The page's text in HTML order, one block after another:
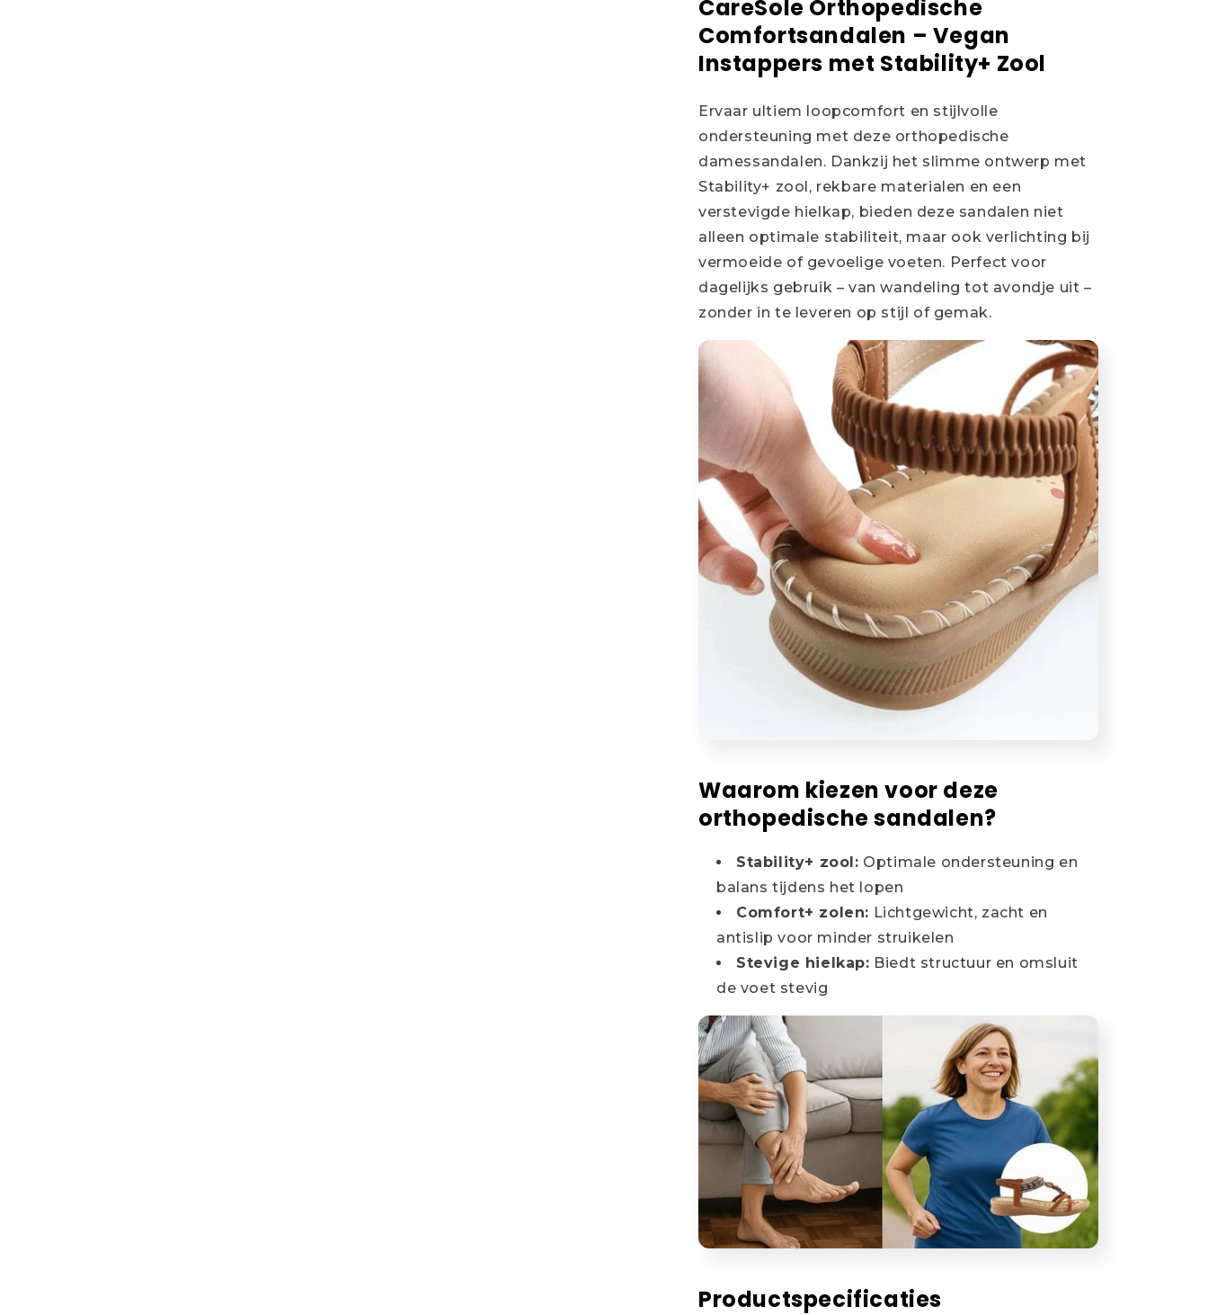
CareSole Orthopedische
Comfortsandalen – Vegan
Instappers met Stability+ Zool
Ervaar ultiem loopcomfort en stijlvolle
ondersteuning met deze orthopedische
damessandalen. Dankzij het slimme ontwerp met
Stability+ zool, rekbare materialen en een
verstevigde hielkap, bieden deze sandalen niet
alleen optimale stabiliteit, maar ook verlichting bij
vermoeide of gevoelige voeten. Perfect voor
dagelijks gebruik – van wandeling tot avondje uit –
zonder in te leveren op stijl of gemak.
Waarom kiezen voor deze
orthopedische sandalen?
Stability+ zool: Optimale ondersteuning en
balans tijdens het lopen
Comfort+ zolen: Lichtgewicht, zacht en
antislip voor minder struikelen
Stevige hielkap: Biedt structuur en omsluit
de voet stevig
Productspecificaties